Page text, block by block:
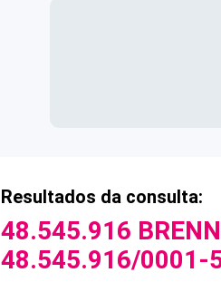
Resultados da consulta:
48.545.916
48.545.916/0001-